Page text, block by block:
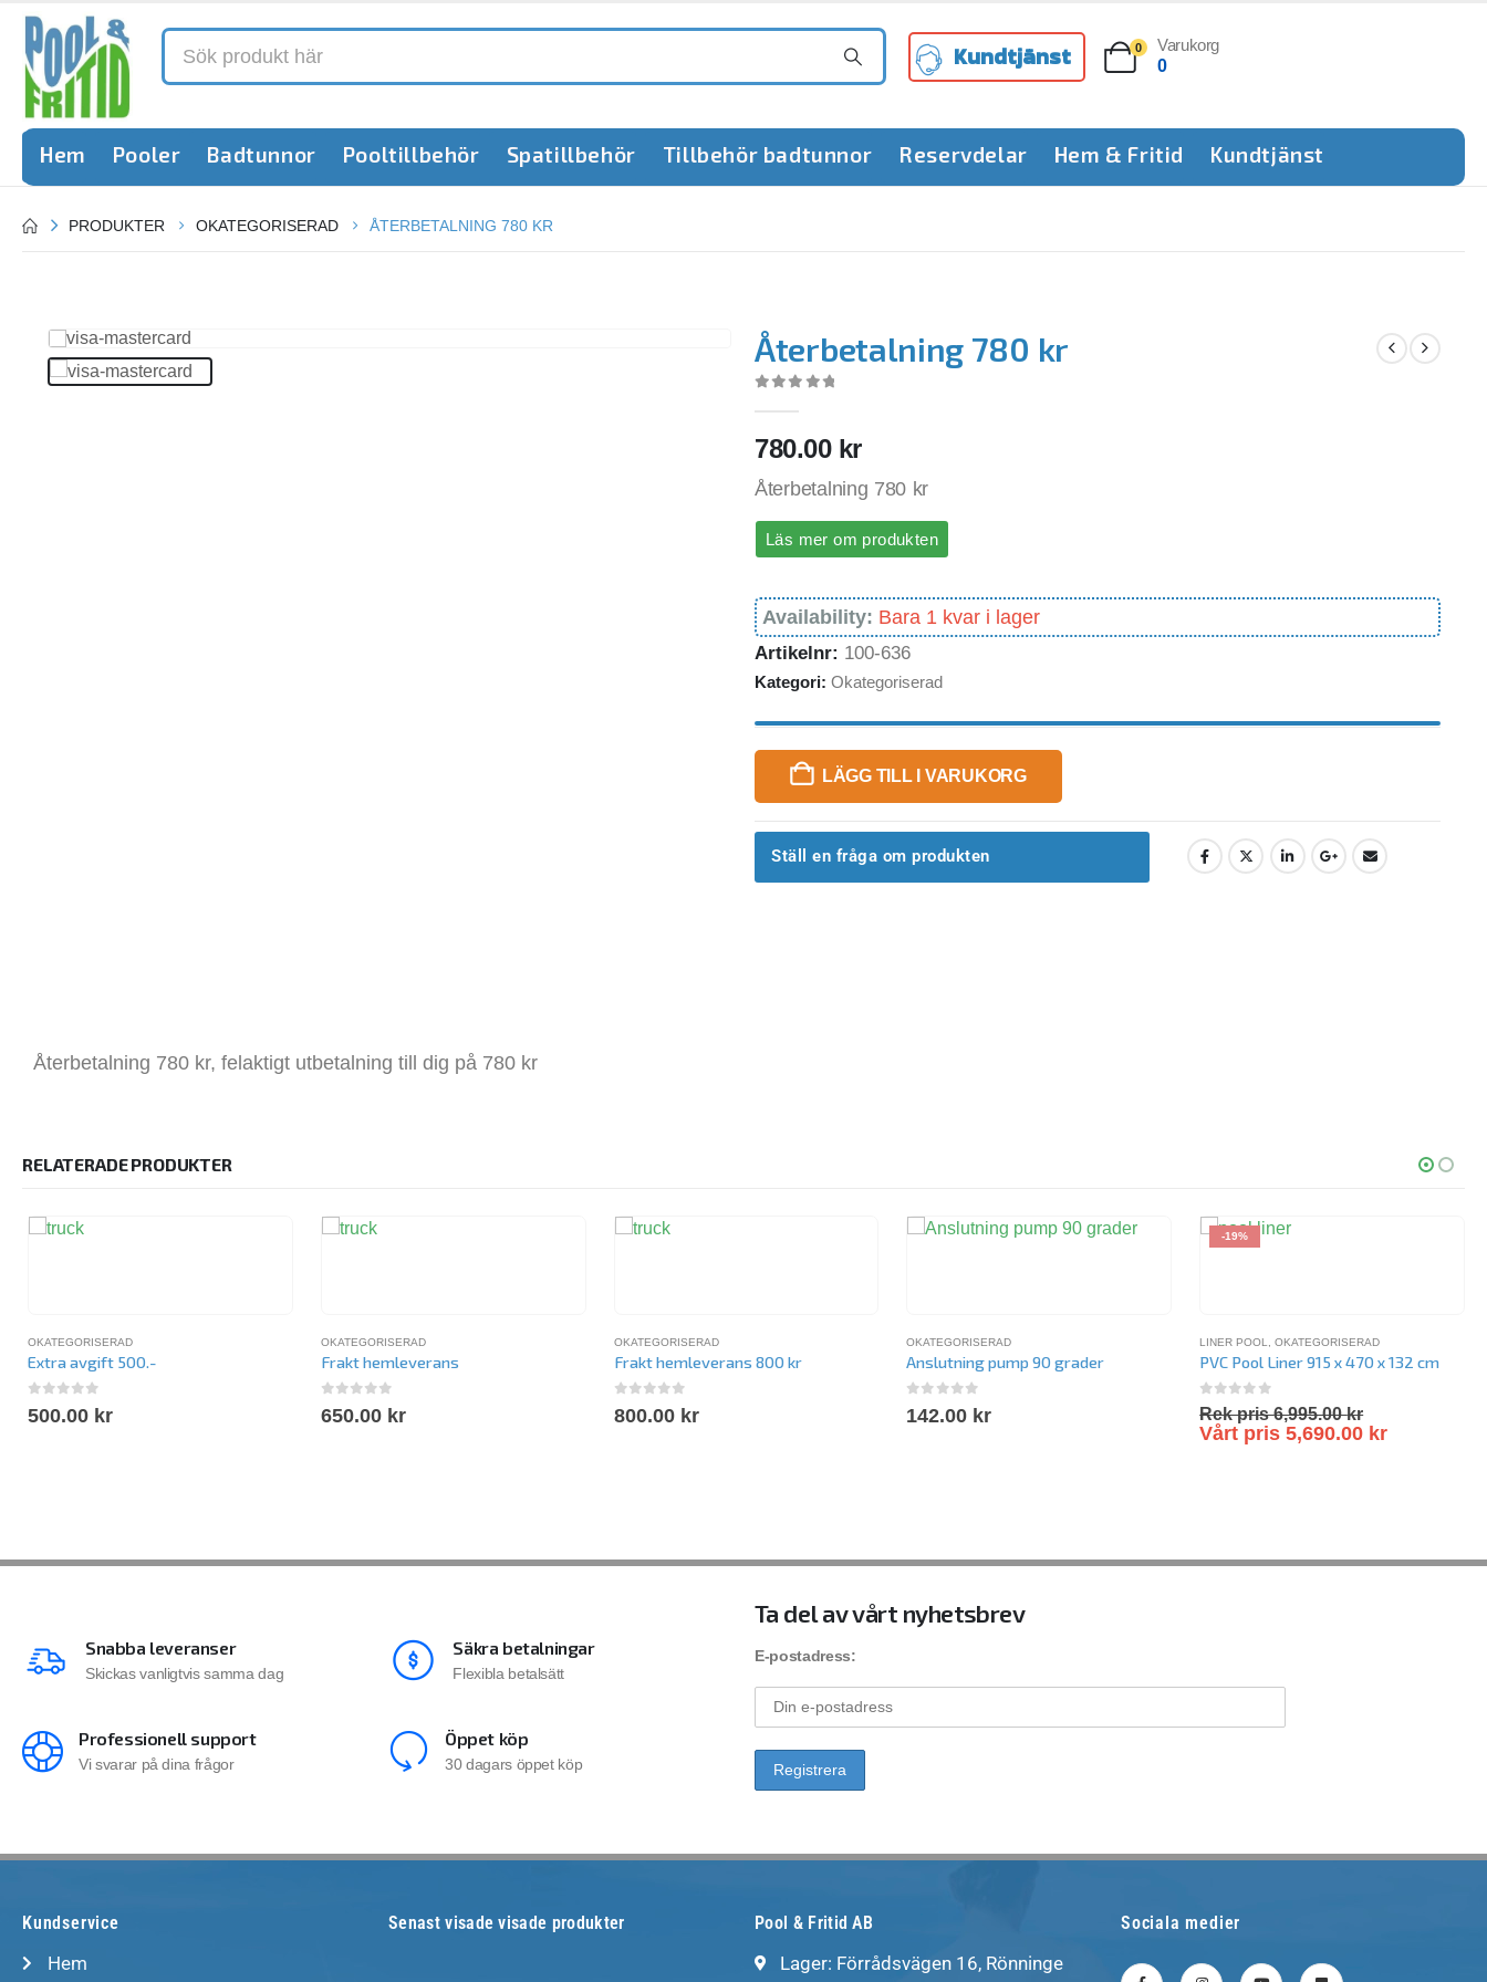
Kundtjänst 0
Varukorg
0
Hem Pooler Badtunnor Pooltillbehör Spatillbehör Tillbehör badtunnor Reservdelar Hem & Fritid Kundtjänst
PRODUKTER OKATEGORISERAD ÅTERBETALNING 780 KR
Återbetalning 780 kr
780.00 kr
Återbetalning 780 kr
Läs mer om produkten
Availability: Bara 1 kvar i lager
Artikelnr: 100-636
Kategori: Okategoriserad
LÄGG TILL I VARUKORG
Ställ en fråga om produkten
Återbetalning 780 kr, felaktigt utbetalning till dig på 780 kr
RELATERADE PRODUKTER
OKATEGORISERAD
Extra avgift 500.-
out of 5
500.00 kr
OKATEGORISERAD
Frakt hemleverans
out of 5
650.00 kr
OKATEGORISERAD
Frakt hemleverans 800 kr
out of 5
800.00 kr
OKATEGORISERAD
Anslutning pump 90 grader
out of 5
142.00 kr
-19%
LINER POOL,OKATEGORISERAD
PVC Pool Liner 915 x 470 x 132 cm
0out of 5
Rek pris6,995.00kr
Vårt pris5,690.00 kr
Snabba leveranser
Skickas vanligtvis samma dag
Säkra betalningar
Flexibla betalsätt
Professionell support
Vi svarar på dina frågor
Öppet köp
30 dagars öppet köp
Ta del av vårt nyhetsbrev
E-postadress:
Kundservice
Hem
Senast visade visade produkter Pool & Fritid AB
Lager: Förrådsvägen 16, Rönninge
Sociala medier